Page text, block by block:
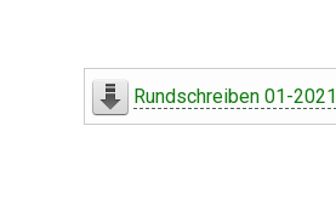
Rundschreiben 01-2021